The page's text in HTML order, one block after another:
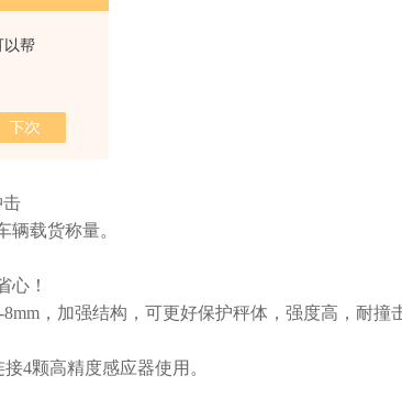
以帮
击
辆载货称量。
心！
，加强结构，可更好保护秤体，强度高，耐撞
4颗高精度感应器使用。